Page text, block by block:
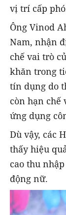
vị trí cấp
Ông Vinod
Nam, nhận
chế vai trò
khăn trong
tín dụng do
còn hạn
ứng dụng
Dù vậy, các
thấy hiệu
cao thu
động nữ.